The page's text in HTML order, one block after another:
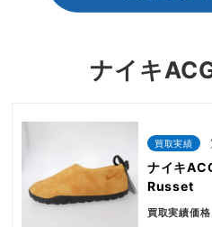
ナイキ
買取実績
ナイキ
Russet
買取実績価格